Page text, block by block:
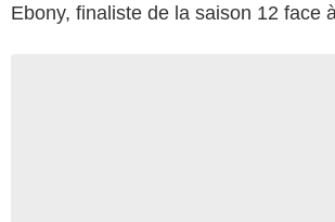
Ebony, finaliste de la saison 12 face